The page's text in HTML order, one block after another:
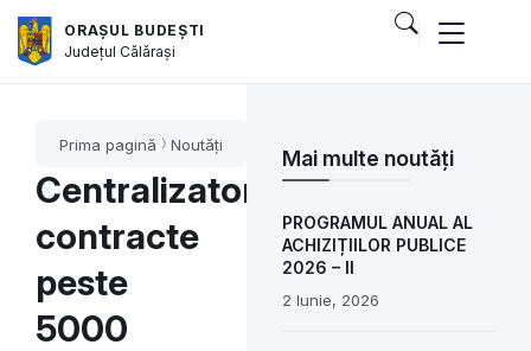
ORAȘUL BUDEȘTI
JudețulCălărași
Prima pagină Noutăți
Centralizator
contracte
peste
5000
Mai multe noutăți
PROGRAMUL ANUAL AL
ACHIZIȚIILOR PUBLICE
2026 – II
2 Iunie, 2026